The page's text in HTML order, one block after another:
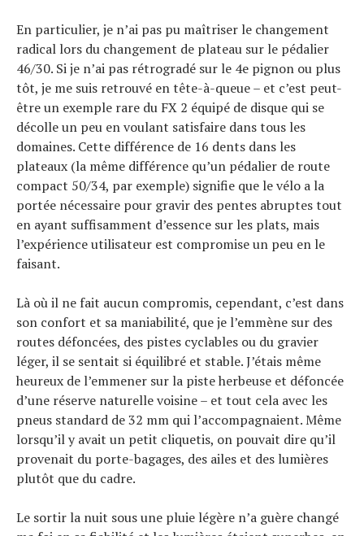
En particulier, je n’ai pas pu maîtriser le changement
radical lors du changement de plateau sur le pédalier
46/30. Si je n’ai pas rétrogradé sur le 4e pignon ou plus
tôt, je me suis retrouvé en tête-à-queue – et c’est peut-
être un exemple rare du FX 2 équipé de disque qui se
décolle un peu en voulant satisfaire dans tous les
domaines. Cette différence de 16 dents dans les
plateaux (la même différence qu’un pédalier de route
compact 50/34, par exemple) signifie que le vélo a la
portée nécessaire pour gravir des pentes abruptes tout
en ayant suffisamment d’essence sur les plats, mais
l’expérience utilisateur est compromise un peu en le
faisant.
Là où il ne fait aucun compromis, cependant, c’est dans
son confort et sa maniabilité, que je l’emmène sur des
routes défoncées, des pistes cyclables ou du gravier
léger, il se sentait si équilibré et stable. J’étais même
heureux de l’emmener sur la piste herbeuse et défoncée
d’une réserve naturelle voisine – et tout cela avec les
pneus standard de 32 mm qui l’accompagnaient. Même
lorsqu’il y avait un petit cliquetis, on pouvait dire qu’il
provenait du porte-bagages, des ailes et des lumières
plutôt que du cadre.
Le sortir la nuit sous une pluie légère n’a guère changé